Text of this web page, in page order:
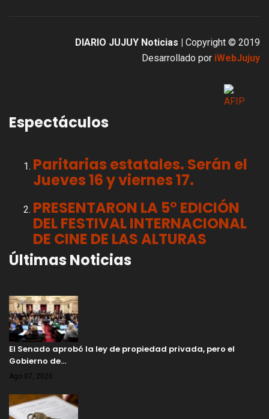
DIARIO JUJUY Noticias | Copyright © 2019
Desarrollado por iWebJujuy
Espectáculos
Paritarias estatales. Serán el
Jueves 16 y viernes 17.
PRESENTARON LA 5° EDICIÓN
DEL FESTIVAL INTERNACIONAL
DE CINE DE LAS ALTURAS
Últimas Noticias
El Senado aprobó la ley de propiedad privada, pero el
Gobierno de…
Ago 07, 2026